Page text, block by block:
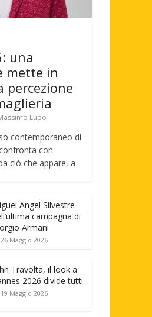
una
mette in
percezione
Lupo
contemporaneo di
con
ciò che appare, a
Angel Silvestre
campagna di
Armani
26 Maggio 2026
Travolta, il look a
2026 divide tutti
19 Maggio 2026